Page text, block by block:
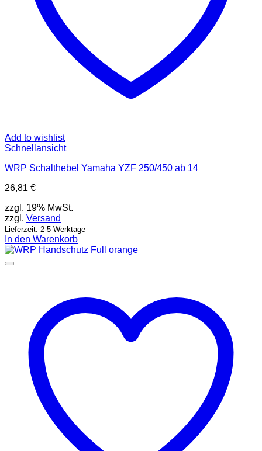
Add to wishlist
Schnellansicht
WRP Schalthebel Yamaha YZF 250/450 ab 14
26,81 €
zzgl. 19% MwSt.
zzgl. Versand
Lieferzeit: 2-5 Werktage
In den Warenkorb